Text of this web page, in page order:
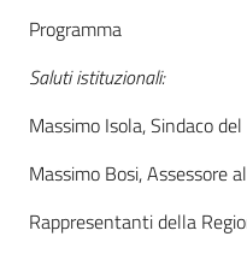
Programma
Saluti istituzionali:
Massimo Isola, Sindaco
Massimo Bosi, Assessore
Rappresentanti della